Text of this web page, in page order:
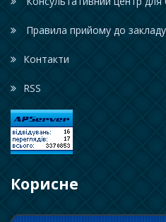
Правила прийому до закладу
Контакти
RSS
Корисне